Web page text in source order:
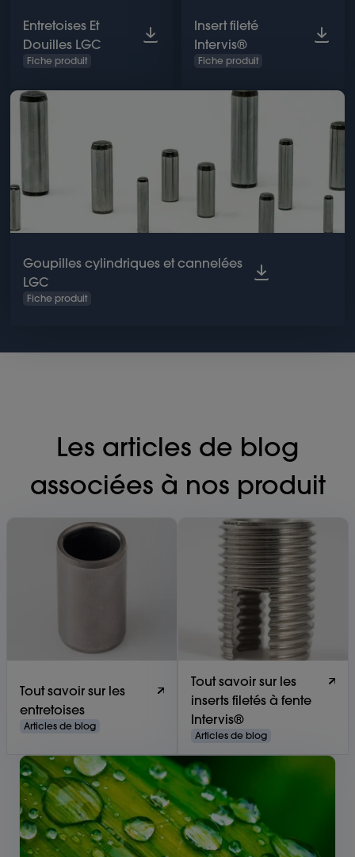
Entretoises Et
Douilles LGC
Fiche produit
Insert fileté
Intervis®
Fiche produit
Goupilles cylindriques et cannelées
LGC
Fiche produit
Les articles de blog
associées à nos produit
Tout savoir sur les
entretoises
Articles de blog
Tout savoir sur les
inserts filetés à fente
Intervis®
Articles de blog